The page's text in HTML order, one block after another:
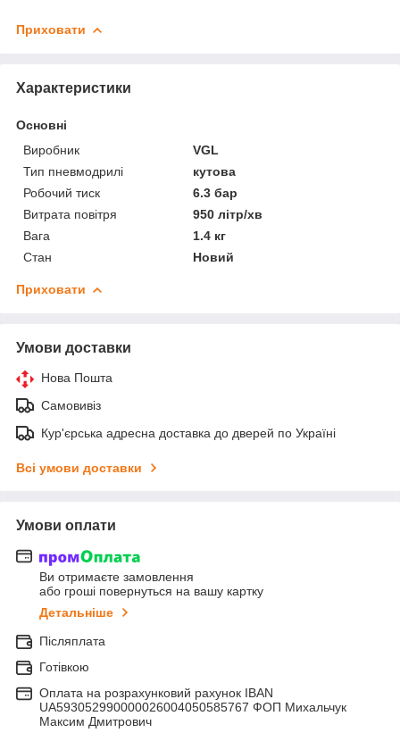
Приховати
Характеристики
Основні
Виробник
VGL
Тип пневмодрилі
кутова
Робочий тиск
6.3 бар
Витрата повітря
950 літр/хв
Вага
1.4 кг
Стан
Новий
Приховати
Умови доставки
Нова Пошта
Самовивіз
Кур'єрська адресна доставка до дверей по Україні
Всі умови доставки
Умови оплати
Ви отримаєте замовлення
або гроші повернуться на вашу картку
Детальніше
Післяплата
Готівкою
Оплата на розрахунковий рахунок IBAN
UA593052990000026004050585767 ФОП Михальчук
Максим Дмитрович